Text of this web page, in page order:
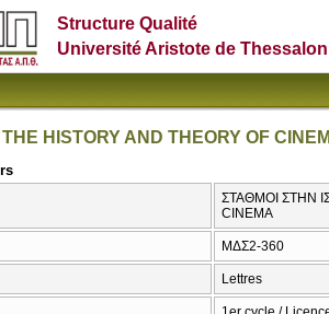
Structure Qualité
Université Aristote de
HISTORY AND THEORY OF
ΣΤΑΘΜΟΙ ΣΤΗΝ
CINEMA
ΜΔΣ2-360
Lettres